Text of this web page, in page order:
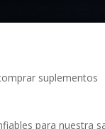
suplementos
para nuestra